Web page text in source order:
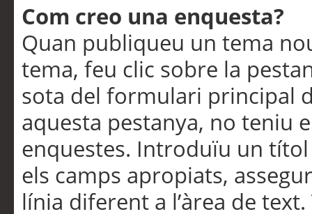
Com creo una enquesta?
Quan publiqueu un tema
tema, feu clic sobre la
sota del formulari principal
aquesta pestanya, no teniu
enquestes. Introduïu un
els camps apropiats,
línia diferent a l’àrea de